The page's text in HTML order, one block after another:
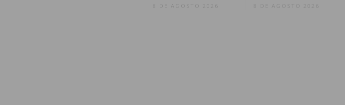
8 DE AGOSTO 2026 8 DE AGOSTO 2026